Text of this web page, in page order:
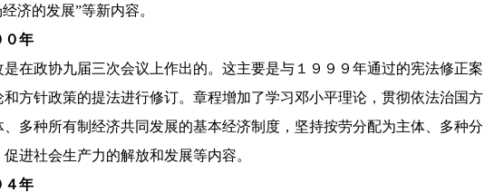
济的发展”等新内容。
０年
在政协九届三次会议上作出的。这主要是与１９９９年通过的宪法修正案
方针政策的提法进行修订。章程增加了学习邓小平理论，贯彻依法治国方
多种所有制经济共同发展的基本经济制度，坚持按劳分配为主体、多种分
进社会生产力的解放和发展等内容。
４年